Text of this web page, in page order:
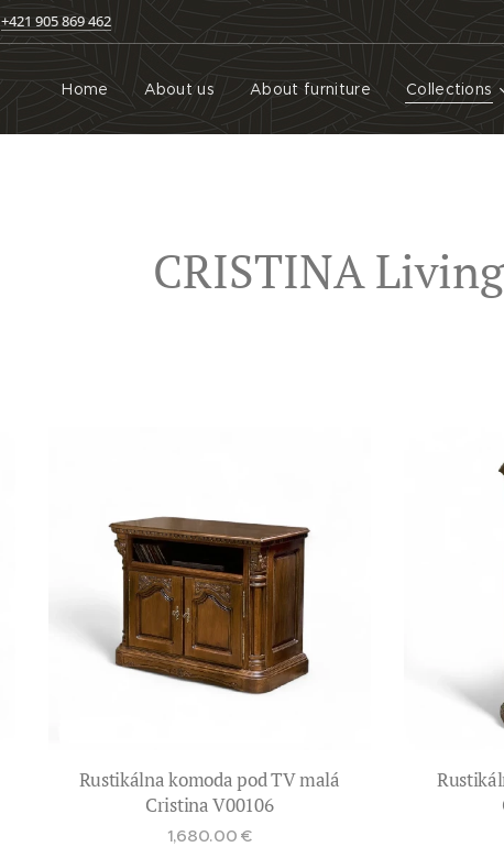
+421 905 869 462
Home About us About furniture Collections
CRISTINA
Rustikálna komoda pod TV malá
Cristina V00106
1,680.00 €